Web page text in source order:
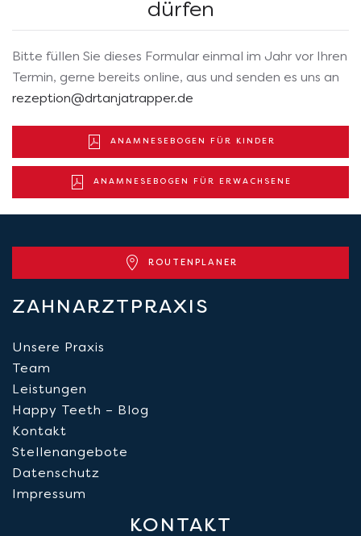
dürfen
Bitte füllen Sie dieses Formular einmal im Jahr vor Ihren
Termin, gerne bereits online, aus und senden es uns an
rezeption@drtanjatrapper.de
ANAMNESEBOGEN FÜR KINDER
ANAMNESEBOGEN FÜR ERWACHSENE
ROUTENPLANER
+
Leaflet|©OpenStreetMap
ZAHNARZTPRAXIS
Unsere Praxis
Team
Leistungen
Happy Teeth – Blog
Kontakt
Stellenangebote
Datenschutz
Impressum
KONTAKT